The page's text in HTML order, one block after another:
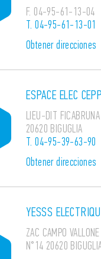
F. 04-95-61-13-04
T.04-95-61-13-01
Obtener direcciones
ESPACE ELEC
LIEU-DIT
20620 BIGUGLIA
T.04-95-39-63-90
Obtener direcciones
YESSS
ZAC CAMPO
N°14 20620